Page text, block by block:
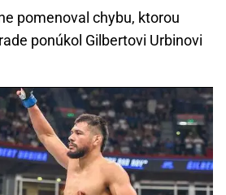
pomenoval chybu, ktorou
ponúkol Gilbertovi Urbinovi